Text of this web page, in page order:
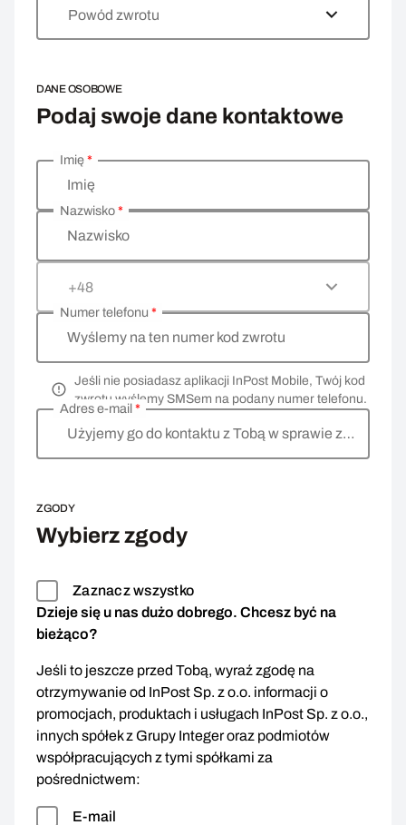
Powód zwrotu
DANE OSOBOWE
Podaj swoje dane kontaktowe
Wprowadź swoje dane osobowe
Imię
Imię*
Nazwisko
Nazwisko*
+48
Wyślemy na ten numer kod zwrotu
Numer telefonu *
Jeśli nie posiadasz aplikacji InPost Mobile, Twój kod
zwrotu wyślemy SMSem na podany numer telefonu.
Użyjemy go do kontaktu z Tobą w sprawie zwrotu
Adres e-mail *
ZGODY
Wybierz zgody
Zaznacz wszystko
Dzieje się u nas dużo dobrego. Chcesz być na
bieżąco?
Jeśli to jeszcze przed Tobą, wyraź zgodę na
otrzymywanie od InPost Sp. z o.o. informacji o
promocjach, produktach i usługach InPost Sp. z o.o.,
innych spółek z Grupy Integer oraz podmiotów
współpracujących z tymi spółkami za
pośrednictwem:
E-mail